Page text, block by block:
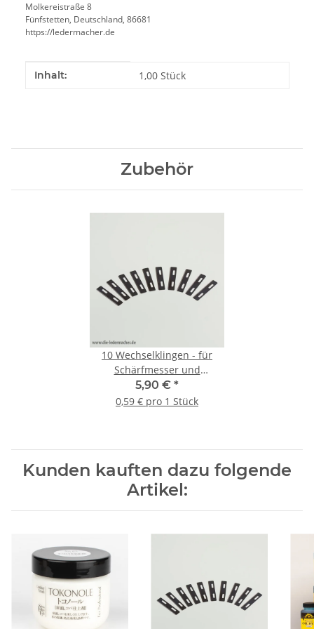
Molkereistraße 8
Fünfstetten, Deutschland, 86681
https://ledermacher.de
Produkteigenschaft
Wert
Inhalt: 1,00 Stück
Zubehör
10 Wechselklingen - für
Schärfmesser und
Lederbandschneider
5,90 € *
0,59 € pro 1 Stück
Kunden kauften dazu folgende
Artikel: